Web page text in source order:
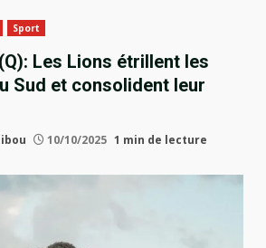
Sport
Les Lions étrillent les
Sud et consolident leur
10/10/2025 1 min de lecture